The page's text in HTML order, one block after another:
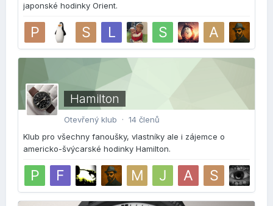
japonské hodinky Orient.
Hamilton
Otevřený klub · 14 členů
Klub pro všechny fanoušky, vlastníky ale i zájemce o
americko-švýcarské hodinky Hamilton.